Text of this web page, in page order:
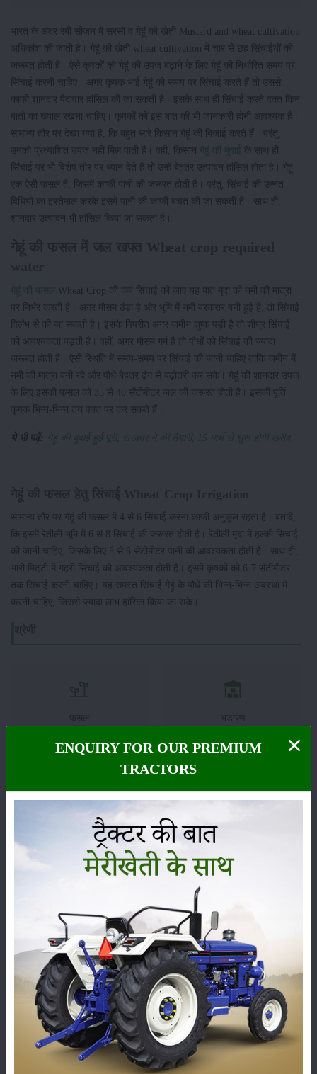
भारत के अंदर रबी सीजन में सरसों व गेहूं की खेती Mustard and wheat cultivation
अधिकांश की जाती है। गेहूं की खेती wheat cultivation में चार से छह सिंचाईयों की
जरूरत होती है। ऐसे कृषकों को गेहूं की उपज बढ़ाने के लिए गेहूं की निर्धारित समय पर
सिंचाई करनी चाहिए। अगर कृषक भाई गेहूं की समय पर सिंचाई करते हैं तो उससे
काफी शानदार पैदावार हांसिल की जा सकती है। इसके साथ ही सिंचाई करते वक्त किन
बातों का ख्याल रखना चाहिए। कृषकों को इस बात की भी जानकारी होनी आवश्यक है।
सामान्य तौर पर देखा गया है, कि बहुत सारे किसान गेहूं की बिजाई करते हैं। परंतु,
उनको प्रत्याशित उपज नहीं मिल पाती है। वहीं, किसान गेहूं की बुवाई
के साथ ही
सिंचाई पर भी विशेष तौर पर ध्यान देते हैं तो उन्हें बेहतर उत्पादन हांसिल होता है। गेहूं
एक ऐसी फसल है, जिसमें काफी पानी की जरूरत होती है। परंतु, सिंचाई की उन्नत
विधियों का इस्तेमाल करके इसमें पानी की काफी बचत की जा सकती है। साथ ही,
शानदार उत्पादन भी हांसिल किया जा सकता है।
गेहूं की फसल Wheat Crop की कब सिंचाई की जाए यह बात मृदा की नमी की मात्रा
पर निर्भर करती है। अगर मौसम ठंडा है और भूमि में नमी बरकरार बनी हुई है, तो सिंचाई
विलंभ से की जा सकती है। इसके विपरीत अगर जमीन शुष्क पड़ी है तो शीघ्र सिंचाई
की आवश्यकता पड़ती है। वहीं, अगर मौसम गर्म है तो पौधों को सिंचाई की ज्यादा
जरूरत होती है। ऐसी स्थिति में समय-समय पर सिंचाई की जानी चाहिए ताकि जमीन में
नमी की मात्रा बनी रहे और पौधे बेहतर ढ़ंग से बढ़ोतरी कर सके। गेहूं की शानदार उपज
के लिए इसकी फसल को 35 से 40 सेंटीमीटर जल की जरूरत होती है। इसकी पूर्ति
कृषक भिन्न-भिन्न तय वक्त पर कर सकते हैं।
ये भी पढ़ें: गेहूं की बुवाई हुई पूरी, सरकार ने की तैयारी, 15 मार्च से शुरू होगी खरीद
सामान्य तौर पर गेहूं की फसल में 4 से 6 सिंचाई करना काफी अनुकूल रहता है। बतादें,
कि इसमें रेतीली भूमि में 6 से 8 सिंचाई की जरूरत होती है। रेतीली मृदा में हल्की सिंचाई
की जानी चाहिए, जिसके लिए 5 से 6 सेंटीमीटर पानी की आवश्यकता होती है। साथ ही,
भारी मिट्‌टी में गहरी सिंचाई की आवश्यकता होती है। इसमें कृषकों को 6-7 सेंटीमीटर
तक सिंचाई करनी चाहिए। यह समस्त सिंचाई गेहूं के पौधे की भिन्न-भिन्न अवस्था में
करनी चाहिए, जिससे ज्यादा लाभ हांसिल किया जा सके।
फसल भंडारण
कृषि यंत्र समाचार
सम्पादकीय अन्य
पूसा बासमती 1882: सूखे में भी बेहतरीन उत्पादन देने वाली
भारत की पहली सूखा-सहिष्णु बासमती किस्म
22-Jun-2026
ENQUIRY FOR OUR PREMIUM
TRACTORS